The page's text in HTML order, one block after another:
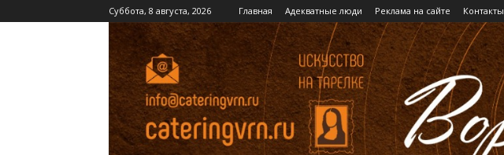
Суббота, 8 августа, 2026 Главная Адекватные люди Реклама на сайте Контакты